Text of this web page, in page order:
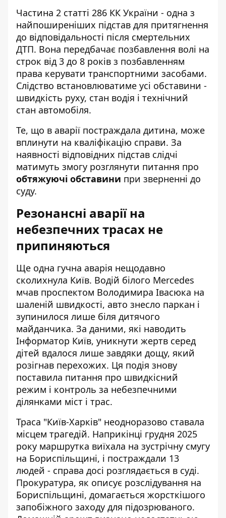
Частина 2 статті 286 КК України - одна з
найпоширеніших підстав для притягнення
до відповідальності після смертельних
ДТП. Вона передбачає позбавлення волі на
строк від 3 до 8 років з позбавленням
права керувати транспортними засобами.
Слідство встановлюватиме усі обставини -
швидкість руху, стан водія і технічний
стан автомобіля.
Те, що в аварії постраждала дитина, може
вплинути на кваліфікацію справи. За
наявності відповідних підстав слідчі
матимуть змогу розглянути питання про
обтяжуючі обставини при зверненні до
суду.
Резонансні аварії на
небезпечних трасах не
припиняються
Ще одна гучна аварія нещодавно
сколихнула Київ. Водій білого Mercedes
мчав проспектом Володимира Івасюка на
шаленій швидкості, авто знесло паркан і
зупинилося лише біля дитячого
майданчика. За даними, які наводить
Інформатор Київ, уникнути жертв серед
дітей вдалося лише завдяки дощу, який
розігнав перехожих. Ця подія знову
поставила питання про швидкісний
режим і контроль за небезпечними
ділянками міст і трас.
Траса "Київ-Харків" неодноразово ставала
місцем трагедій. Наприкінці грудня 2025
року маршрутка виїхала на зустрічну смугу
на Бориспільщині, і постраждали 13
людей - справа досі розглядається в суді.
Прокуратура, як описує розслідування на
Бориспільщині, домагається жорсткішого
запобіжного заходу для підозрюваного.